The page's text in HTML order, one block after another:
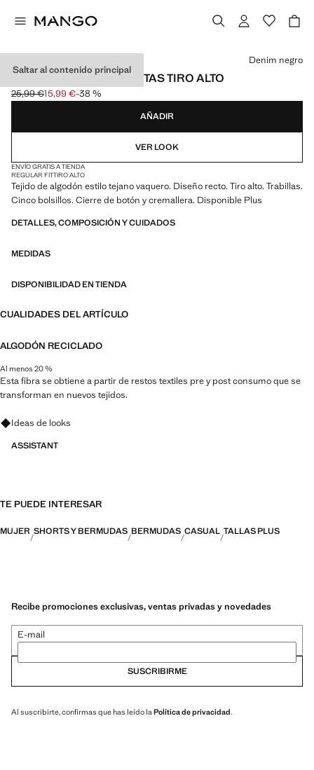
Saltar al contenido principal
BERMUDAS DENIM RECTAS TIRO ALTO
Precio inicial tachado [25,99 € ]
25,99 €
Precio actual [15,99 € ]
15,99 €-38 %
Selecciona un color
Denim negro
AÑADIR
VER LOOK
ENVÍO GRATIS A TIENDA
REGULAR FITTIRO ALTO
Tejido de algodón estilo tejano vaquero. Diseño recto. Tiro alto. Trabillas.
Cinco bolsillos. Cierre de botón y cremallera. Disponible Plus
DETALLES, COMPOSICIÓN Y CUIDADOS
MEDIDAS
DISPONIBILIDAD EN TIENDA
CUALIDADES DEL ARTÍCULO
ALGODÓN RECICLADO
Al menos 20 %
Esta fibra se obtiene a partir de restos textiles pre y post consumo que se
transforman en nuevos tejidos.
Pregunta por looks, prendas y tendencias
Ideas de looks
ASSISTANT
TE PUEDE INTERESAR
MUJER SHORTS Y BERMUDAS BERMUDAS CASUAL TALLAS PLUS
Recibe promociones exclusivas, ventas privadas y novedades
E-mail
SUSCRIBIRME
Al suscribirte, confirmas que has leído laPolítica de privacidad.